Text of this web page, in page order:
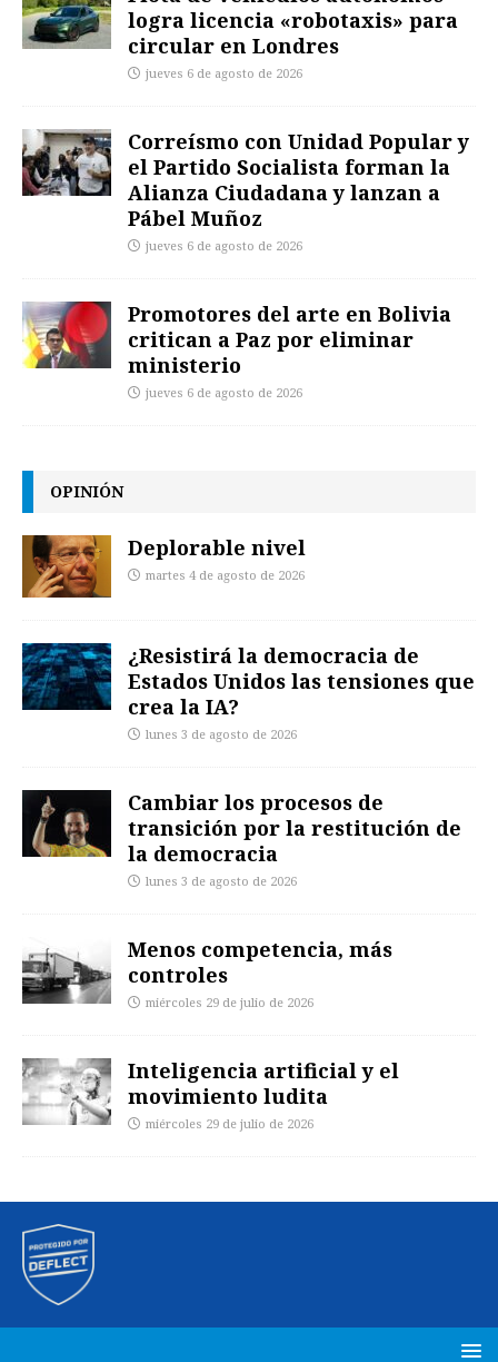
logra licencia «robotaxis» para
circular en Londres
jueves 6 de agosto de 2026
Correísmo con Unidad Popular y
el Partido Socialista forman la
Alianza Ciudadana y lanzan a
Pábel Muñoz
jueves 6 de agosto de 2026
Promotores del arte en Bolivia
critican a Paz por eliminar
ministerio
jueves 6 de agosto de 2026
OPINIÓN
Deplorable nivel
martes 4 de agosto de 2026
¿Resistirá la democracia de
Estados Unidos las tensiones que
crea la IA?
lunes 3 de agosto de 2026
Cambiar los procesos de
transición por la restitución de
la democracia
lunes 3 de agosto de 2026
Menos competencia, más
controles
miércoles 29 de julio de 2026
Inteligencia artificial y el
movimiento ludita
miércoles 29 de julio de 2026